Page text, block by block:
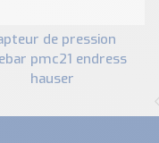
pmc21 endress
hauser